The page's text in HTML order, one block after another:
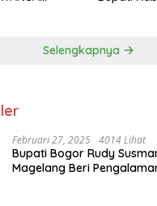
Selengkapnya
Februari 27, 2025 4014 Lihat
Bupati Bogor Rudy
Magelang Beri